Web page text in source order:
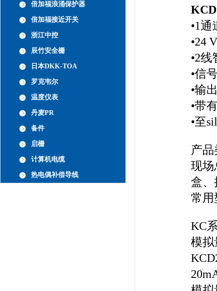
倍加福浪涌保护器
倍加福接近开关
浙江中控
辰竹安全栅
日本DKK-TOA
罗克韦尔
温度仪表
丹麦PR
备件
启栅
计算机电缆
热电偶补偿导线
•1
•24
•2
•信
•输
•带
•至
产
现场
盒、
常用
KC
模拟